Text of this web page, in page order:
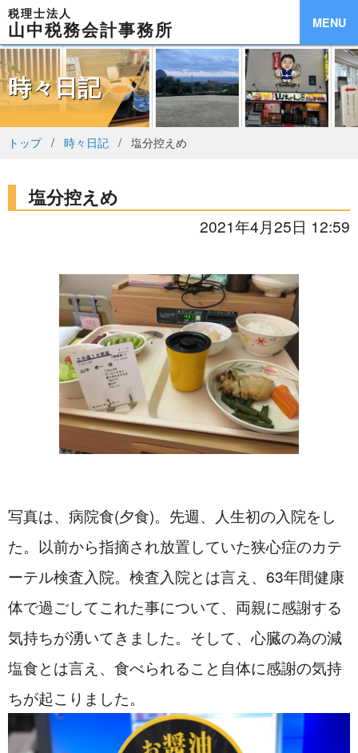
MENU
税理士法人
山中税務会計事務所
時々日記
トップ 時々日記 塩分控えめ
塩分控えめ
2021年4月25日 12:59
写真は、病院食(夕食)。先週、人生初の入院をし
た。以前から指摘され放置していた狭心症のカテ
ーテル検査入院。検査入院とは言え、63年間健康
体で過ごしてこれた事について、両親に感謝する
気持ちが湧いてきました。そして、心臓の為の減
塩食とは言え、食べられること自体に感謝の気持